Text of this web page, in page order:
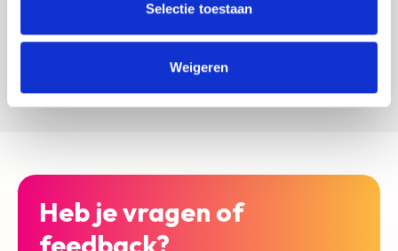
Selectie toestaan
Weigeren
Versturen
Heb je vragen of